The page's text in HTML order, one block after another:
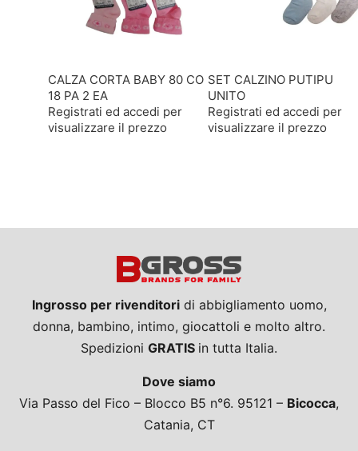
CALZA CORTA BABY 80 CO
18 PA 2 EA
Registrati ed accedi per
visualizzare il prezzo
SET CALZINO PUTIPU
UNITO
Registrati ed accedi per
visualizzare il prezzo
Ingrosso per rivenditoridi abbigliamento uomo,
donna, bambino, intimo, giocattoli e molto altro.
Spedizioni GRATIS in tutta Italia.
Dove siamo
Via Passo del Fico – Blocco B5 n°6. 95121 – Bicocca,
Catania, CT